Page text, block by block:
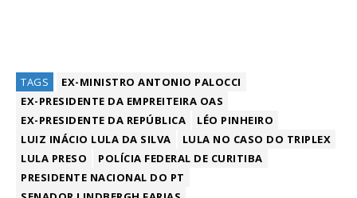
TAGS
EX-MINISTRO ANTONIO PALOCCI
EX-PRESIDENTE DA EMPREITEIRA OAS
EX-PRESIDENTE DA REPÚBLICA
LÉO PINHEIRO
LUIZ INÁCIO LULA DA SILVA
LULA NO CASO DO TRIPLEX
LULA PRESO
POLÍCIA FEDERAL DE CURITIBA
PRESIDENTE NACIONAL DO PT